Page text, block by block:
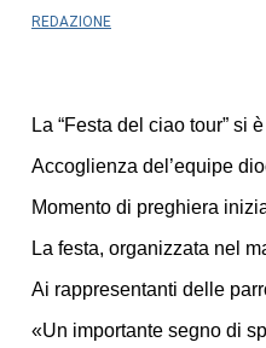
REDAZIONE
La “Festa del ciao tour”
Accoglienza del’equipe
Momento di preghiera
La festa, organizzata nel
Ai rappresentanti delle
«Un importante segno di